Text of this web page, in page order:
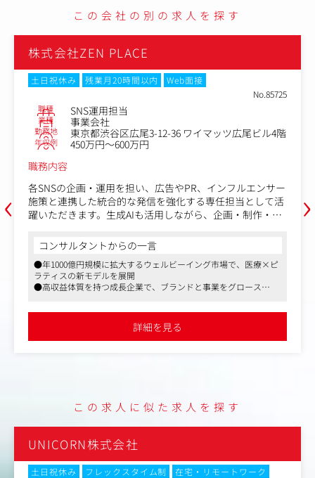
この会社の別の求人を探す
‹
株式会社ZEN PLACE
土日祝休み 残業月20時間以内
Web面接
No.85725
職種 SNS運用担当
業種 事業会社
勤務地 東京都渋谷区広尾3-12-36 ワイマッツ広尾ビル4階
年収例
450万円～600万円
職務内容
各SNSの企画・運用を担い、広告やPR、インフルエンサー
施策と連携した統合的な発信を強化する専任担当として活
躍いただきます。生成AIも活用しながら、企画・制作・分
てていくフェーズです。
・SNSの企画から投稿運用
・コミュニティ管理、簡易制作
・効果分析とガイドライン運用
・ブランドトーンを守りながらの企画・改善
・生成AI・各種AIツールを活用した企画立案・制作・分析
コンサルタントからの一言
●年1000億円規模に拡大するウェルビーイング市場で、医療×ピ
ラティスの新モデルを展開
●高収益体質を持つ成長企業で、ブランドと事業をグロース
詳細を見る
›
この求人に似た求人を探す
UNICORN株式会社
土日祝休み フレックスタイム制
在宅・リモートワーク